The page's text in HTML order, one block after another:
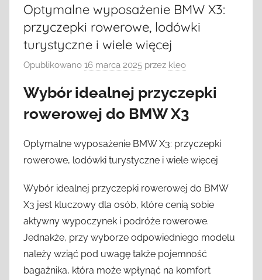
Optymalne wyposażenie BMW X3:
przyczepki rowerowe, lodówki
turystyczne i wiele więcej
Opublikowano 16 marca 2025 przez kleo
Wybór idealnej przyczepki
rowerowej do BMW X3
Optymalne wyposażenie BMW X3: przyczepki
rowerowe, lodówki turystyczne i wiele więcej
Wybór idealnej przyczepki rowerowej do BMW
X3 jest kluczowy dla osób, które cenią sobie
aktywny wypoczynek i podróże rowerowe.
Jednakże, przy wyborze odpowiedniego modelu
należy wziąć pod uwagę także pojemność
bagażnika, która może wpłynąć na komfort